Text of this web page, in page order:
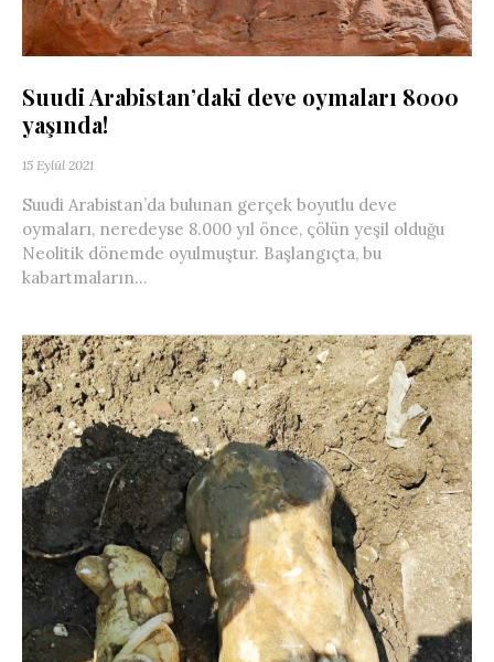
Suudi Arabistan’daki deve oymaları 8000
yaşında!
15 Eylül 2021
Suudi Arabistan’da bulunan gerçek boyutlu deve
oymaları, neredeyse 8.000 yıl önce, çölün yeşil olduğu
Neolitik dönemde oyulmuştur. Başlangıçta, bu
kabartmaların...